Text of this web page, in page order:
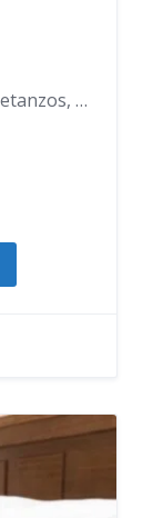
Avenida de Castilla, 38, 15300 Betanzos, Spanien